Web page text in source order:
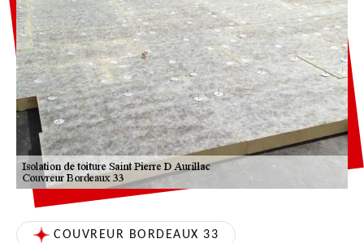
COUVREUR BORDEAUX 33